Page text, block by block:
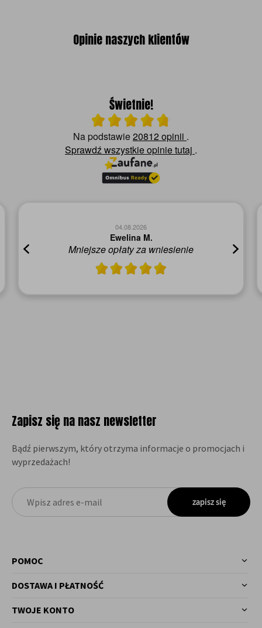
Opinie naszych klientów
Świetnie!
Ocena średnia 4.8 na 5
Na podstawie20812 opinii .
Sprawdź wszystkie opinietutaj .
04.08.2026
Mniejsze opłaty za wniesienie
Ewelina M.
Zapisz się na nasz newsletter
Bądź pierwszym, który otrzyma informacje o promocjach i
wyprzedażach!
zapisz się
POMOC
DOSTAWA I PŁATNOŚĆ
TWOJE KONTO